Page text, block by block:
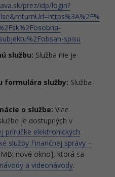
prez/idp/login?
spisu
službu: Služba nie je
formulára služby: Služba
o službe: Viac
je dostupných v
príručke elektronických
služby Finančnej správy –
nové okno], ktorá sa
a videonávody.